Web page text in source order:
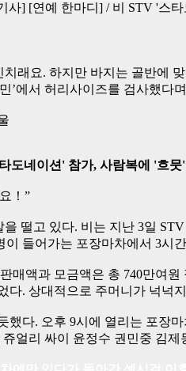
] [연예 한마디] / 비 STV '스
치래요. 하지만 바지는 골반에
’에서 허리사이즈를 검사했다
도네이션' 참가, 사람복에 '흐뭇'
！”
을 떨고 있다. 비는 지난 3일
이 들어가는 포장마차에서 3시
매액과 모금액은 총 740만여
다. 상대적으로 주머니가 넉넉
했다. 오후 9시에 열리는 포장
얼리 싸이 윤정수 권민중 김